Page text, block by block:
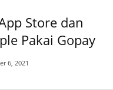
Store dan
Pakai Gopay
6, 2021